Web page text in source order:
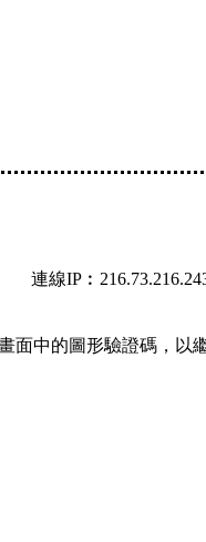
連線
面中的圖形驗證碼，以